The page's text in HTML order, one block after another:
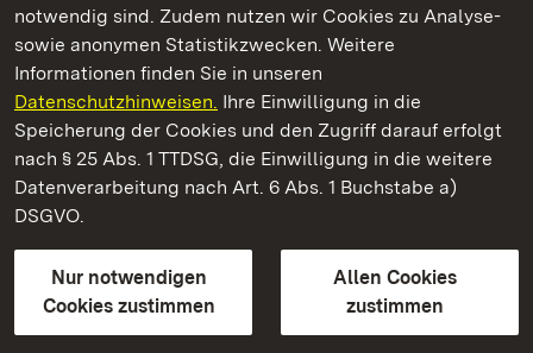
notwendig sind. Zudem nutzen wir Cookies zu Analyse-
sowie anonymen Statistikzwecken. Weitere
Informationen finden Sie in unseren
Datenschutzhinweisen. Ihre Einwilligung in die
Speicherung der Cookies und den Zugriff darauf erfolgt
nach § 25 Abs. 1 TTDSG, die Einwilligung in die weitere
Datenverarbeitung nach Art. 6 Abs. 1 Buchstabe a)
DSGVO.
Nur notwendigen
Cookies zustimmen
Allen Cookies
zustimmen
Staatliche Schlösser und Gärten Baden‑Württemberg
Staatliche Schlösser und Gärten Baden-Württemberg
Kontakt
GebärdenspracheLeichte Sprache
Erklärung zur Barrierefreiheit
BITV-konform (geprüfte Seiten)